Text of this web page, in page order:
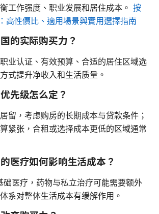
工作强度、职业发展和居住成本。 按
高性價比、適用場景與實用選擇指南
的实际购买力？
业认证、有效预算、合适的居住区域选
式提升净收入和生活质量。
先级怎么定？
留，考虑购房的长期成本与贷款条件；
紧张，合租或选择成本更低的区域通常
医疗如何影响生活成本？
础医疗，药物与私立治疗可能需要额外
系对整体生活成本有缓解作用。